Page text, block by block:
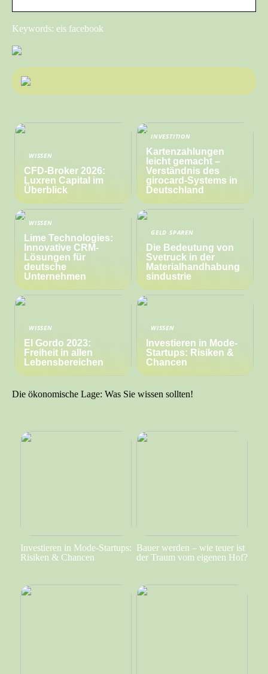
Keywords: eis facebook
WISSEN
CFD-Broker 2026:
Luxren Capital im
Überblick
INVESTITION
Kartenzahlungen
leicht gemacht –
Verständnis des
girocard-Systems in
Deutschland
WISSEN
Lime Technologies:
Innovative CRM-
Lösungen für
deutsche
Unternehmen
GELD SPAREN
Die Bedeutung von
Svetruck in der
Materialhandhabung
sindustrie
WISSEN
El Gordo 2023:
Freiheit in allen
Lebensbereichen
WISSEN
Investieren in Mode-
Startups: Risiken &
Chancen
Die ökonomische Lage: Was Sie wissen sollten!
Investieren in Mode-Startups:
Risiken & Chancen
Bauer werden – wie teuer ist
der Traum vom eigenen Hof?